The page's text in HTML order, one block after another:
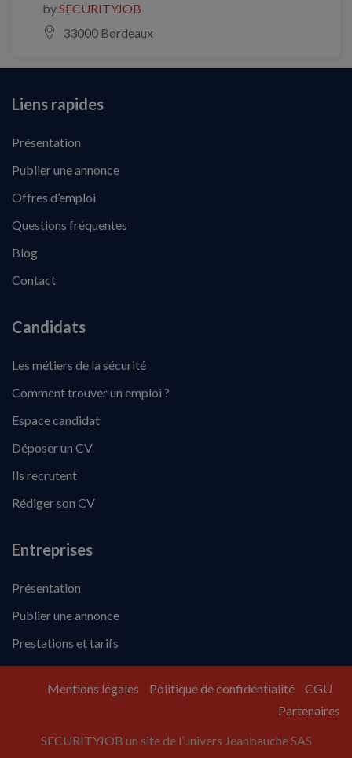
bySECURITYJOB
33000 Bordeaux
Liens rapides
Présentation
Publier une annonce
Offres d’emploi
Questions fréquentes
Blog
Contact
Candidats
Les métiers de la sécurité
Comment trouver un emploi ?
Espace candidat
Déposer un CV
Ils recrutent
Rédiger son CV
Entreprises
Présentation
Publier une annonce
Prestations et tarifs
SECURITYJOB un site de l’univers Jeanbauche SAS
Mentions légales Politique de confidentialité
CGU
Partenaires